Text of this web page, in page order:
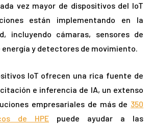
vez mayor de dispositivos del IoT
están implementando en la
incluyendo cámaras, sensores de
energía y detectores de movimiento.
IoT ofrecen una rica fuente de
e inferencia de IA, un extenso
empresariales de más de 350
de HPE puede ayudar a las